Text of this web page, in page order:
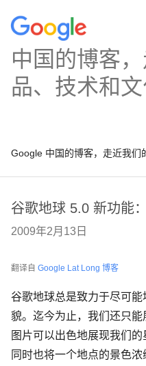
中国的博客
品、技术和
Google 中国的博客，走近我们
谷歌地球 5.0 新功能
2009年2月13日
翻译自 Google Lat Long 博客
谷歌地球总是致力于尽可
貌。迄今为止，我们还只
图片可以出色地展现我们
同时也将一个地点的景色